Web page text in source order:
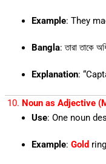
Example: They
Bangla: তারা তাকে
Explanation:
10. Noun as Adjective
Use: One noun
Example: Gold